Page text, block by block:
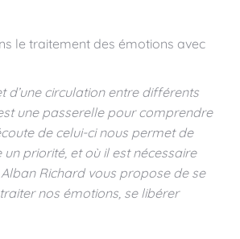
le traitement des émotions avec
d’une circulation entre différents
une passerelle pour comprendre
de celui-ci nous permet de
priorité, et où il est nécessaire
Richard vous propose de se
nos émotions, se libérer